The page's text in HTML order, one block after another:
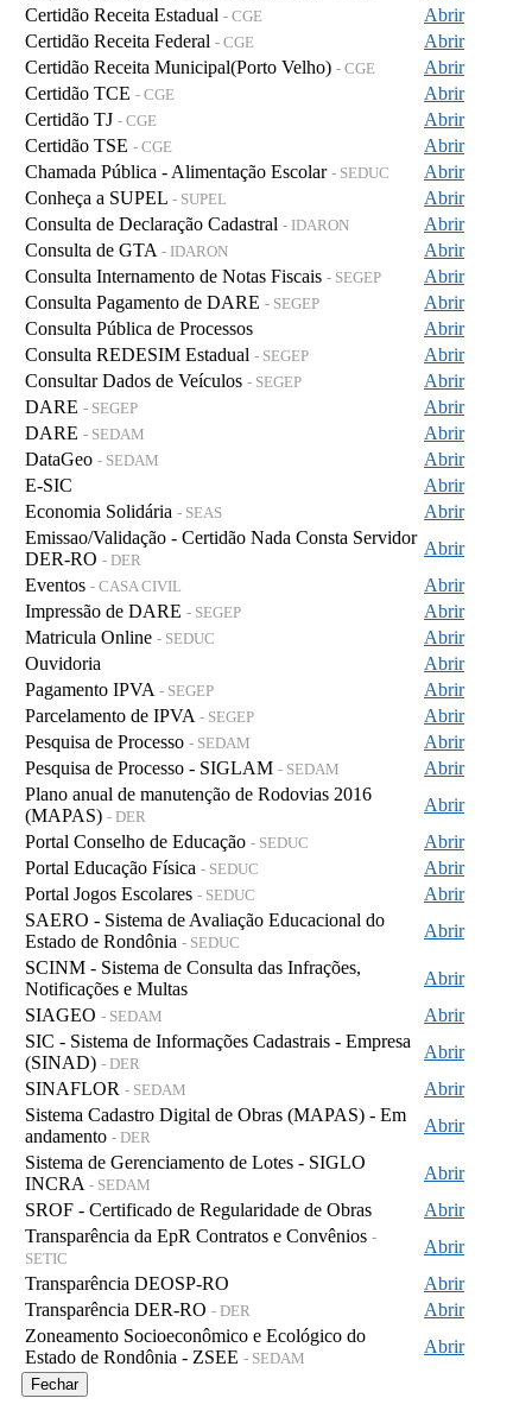
Certidão Receita Estadual - CGE
Abrir
Certidão Receita Federal - CGE
Abrir
Certidão Receita Municipal(Porto Velho) - CGE
Abrir
Certidão TCE - CGE
Abrir
Certidão TJ - CGE
Abrir
Certidão TSE - CGE
Abrir
Chamada Pública - Alimentação Escolar - SEDUC
Abrir
Conheça a SUPEL - SUPEL
Abrir
Consulta de Declaração Cadastral - IDARON
Abrir
Consulta de GTA - IDARON
Abrir
Consulta Internamento de Notas Fiscais - SEGEP
Abrir
Consulta Pagamento de DARE - SEGEP
Abrir
Consulta Pública de Processos
Abrir
Consulta REDESIM Estadual - SEGEP
Abrir
Consultar Dados de Veículos - SEGEP
Abrir
DARE - SEGEP
Abrir
DARE - SEDAM
Abrir
DataGeo - SEDAM
Abrir
E-SIC
Abrir
Economia Solidária - SEAS
Abrir
Emissao/Validação - Certidão Nada Consta Servidor
DER-RO - DER
Abrir
Eventos - CASA CIVIL
Abrir
Impressão de DARE - SEGEP
Abrir
Matricula Online - SEDUC
Abrir
Ouvidoria
Abrir
Pagamento IPVA - SEGEP
Abrir
Parcelamento de IPVA - SEGEP
Abrir
Pesquisa de Processo - SEDAM
Abrir
Pesquisa de Processo - SIGLAM - SEDAM
Abrir
Plano anual de manutenção de Rodovias 2016
(MAPAS) - DER
Abrir
Portal Conselho de Educação - SEDUC
Abrir
Portal Educação Física - SEDUC
Abrir
Portal Jogos Escolares - SEDUC
Abrir
SAERO - Sistema de Avaliação Educacional do
Estado de Rondônia - SEDUC
Abrir
SCINM - Sistema de Consulta das Infrações,
Notificações e Multas
Abrir
SIAGEO - SEDAM
Abrir
SIC - Sistema de Informações Cadastrais - Empresa
(SINAD) - DER
Abrir
SINAFLOR - SEDAM
Abrir
Sistema Cadastro Digital de Obras (MAPAS) - Em
andamento - DER
Abrir
Sistema de Gerenciamento de Lotes - SIGLO
INCRA - SEDAM
Abrir
SROF - Certificado de Regularidade de Obras
Abrir
Transparência da EpR Contratos e Convênios -
SETIC
Abrir
Transparência DEOSP-RO
Abrir
Transparência DER-RO - DER
Abrir
Zoneamento Socioeconômico e Ecológico do
Estado de Rondônia - ZSEE - SEDAM
Abrir
Fechar